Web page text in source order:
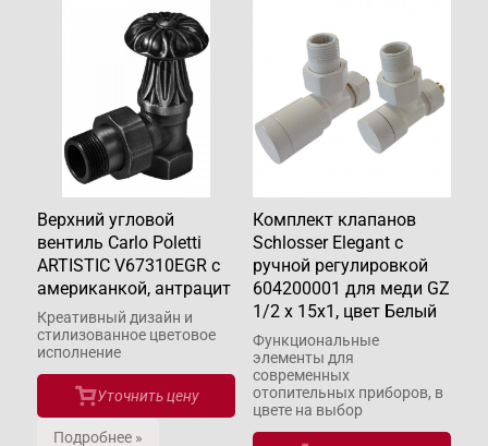
Верхний угловой
вентиль Carlo Poletti
ARTISTIC V67310EGR с
американкой, антрацит
Креативный дизайн и
стилизованное цветовое
исполнение
Уточнить цену
Подробнее »
Комплект клапанов
Schlosser Elegant с
ручной регулировкой
604200001 для меди GZ
1/2 х 15х1, цвет Белый
Функциональные
элементы для
современных
отопительных приборов, в
цвете на выбор